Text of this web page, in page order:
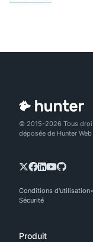
© 2015-2026 Tous
déposée de Hunter
Conditions d'utilisation
Sécurité
Produit